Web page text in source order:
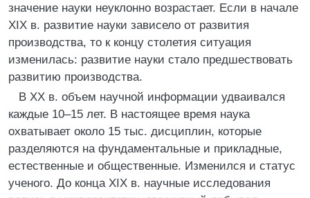
значение науки неуклонно возрастает. Если в начале
XIX в. развитие науки зависело от развития
производства, то к концу столетия ситуация
изменилась: развитие науки стало предшествовать
развитию производства.
В ХХ в. объем научной информации удваивался
каждые 10–15 лет. В настоящее время наука
охватывает около 15 тыс. дисциплин, которые
разделяются на фундаментальные и прикладные,
естественные и общественные. Изменился и статус
ученого. До конца XIX в. научные исследования